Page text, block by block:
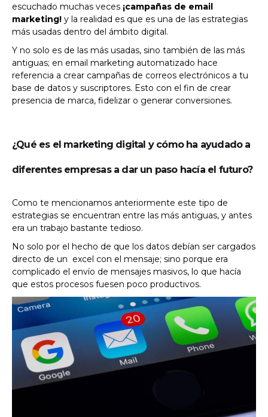
escuchado muchas veces ¡campañas de email
marketing! y la realidad es que es una de las estrategias
más usadas dentro del ámbito digital.
Y no solo es de las más usadas, sino también de las más
antiguas; en email marketing automatizado hace
referencia a crear campañas de correos electrónicos a tu
base de datos y suscriptores. Esto con el fin de crear
presencia de marca, fidelizar o generar conversiones.
¿Qué es el marketing digital y cómo ha ayudado a
diferentes empresas a dar un paso hacía el futuro?
Como te mencionamos anteriormente este tipo de
estrategias se encuentran entre las más antiguas, y antes
era un trabajo bastante tedioso.
No solo por el hecho de que los datos debían ser cargados
directo de un excel con el mensaje; sino porque era
complicado el envío de mensajes masivos, lo que hacía
que estos procesos fuesen poco productivos.